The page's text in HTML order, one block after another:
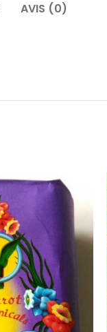
AVIS (0)